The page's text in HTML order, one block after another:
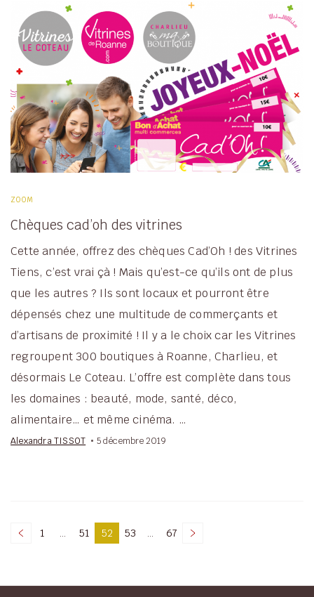
ZOOM
Chèques cad’oh des vitrines
Cette année, offrez des chèques Cad’Oh ! des Vitrines
Tiens, c’est vrai çà ! Mais qu’est-ce qu’ils ont de plus
que les autres ? Ils sont locaux et pourront être
dépensés chez une multitude de commerçants et
d’artisans de proximité ! Il y a le choix car les Vitrines
regroupent 300 boutiques à Roanne, Charlieu, et
désormais Le Coteau. L’offre est complète dans tous
les domaines : beauté, mode, santé, déco,
alimentaire… et même cinéma. …
Alexandra TISSOT 5 décembre 2019
Pagination
des
Page
1 … Page
51 Page
52 Page
53 … Page
67